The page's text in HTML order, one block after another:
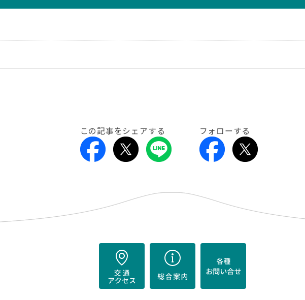
この記事をシェアする フォローする